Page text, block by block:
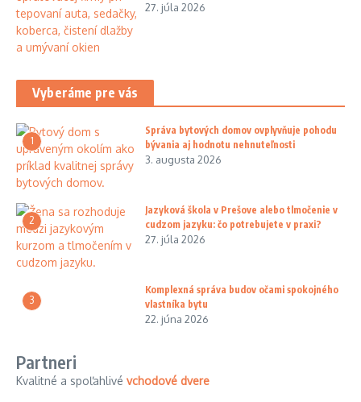
27. júla 2026
Vyberáme pre vás
1
Správa bytových domov ovplyvňuje pohodu
bývania aj hodnotu nehnuteľnosti
3. augusta 2026
2
Jazyková škola v Prešove alebo tlmočenie v
cudzom jazyku: čo potrebujete v praxi?
27. júla 2026
3
Komplexná správa budov očami spokojného
vlastníka bytu
22. júna 2026
Partneri
Kvalitné a spoľahlivé vchodové dvere